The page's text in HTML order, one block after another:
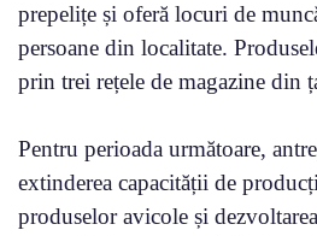
prepelițe și oferă locuri de
persoane din localitate.
prin trei rețele de magazine din
Pentru perioada următoare,
extinderea capacității de
produselor avicole și